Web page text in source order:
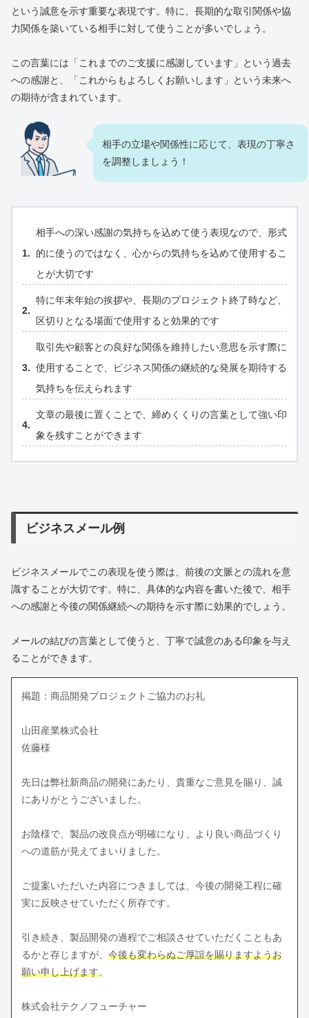
という誠意を示す重要な表現です。特に、長期的な取引関係や協
力関係を築いている相手に対して使うことが多いでしょう。
この言葉には「これまでのご支援に感謝しています」という過去
への感謝と、「これからもよろしくお願いします」という未来へ
の期待が含まれています。
相手の立場や関係性に応じて、表現の丁寧さ
を調整しましょう！
相手への深い感謝の気持ちを込めて使う表現なので、形式
的に使うのではなく、心からの気持ちを込めて使用するこ
とが大切です
特に年末年始の挨拶や、長期のプロジェクト終了時など、
区切りとなる場面で使用すると効果的です
取引先や顧客との良好な関係を維持したい意思を示す際に
使用することで、ビジネス関係の継続的な発展を期待する
気持ちを伝えられます
文章の最後に置くことで、締めくくりの言葉として強い印
象を残すことができます
ビジネスメール例
ビジネスメールでこの表現を使う際は、前後の文脈との流れを意
識することが大切です。特に、具体的な内容を書いた後で、相手
への感謝と今後の関係継続への期待を示す際に効果的でしょう。
メールの結びの言葉として使うと、丁寧で誠意のある印象を与え
ることができます。
掲題：商品開発プロジェクトご協力のお礼
山田産業株式会社
佐藤様
先日は弊社新商品の開発にあたり、貴重なご意見を賜り、誠
にありがとうございました。
お陰様で、製品の改良点が明確になり、より良い商品づくり
への道筋が見えてまいりました。
ご提案いただいた内容につきましては、今後の開発工程に確
実に反映させていただく所存です。
引き続き、製品開発の過程でご相談させていただくこともあ
るかと存じますが、 今後も変わらぬご厚誼を賜りますようお
願い申し上げます。
株式会社テクノフューチャー